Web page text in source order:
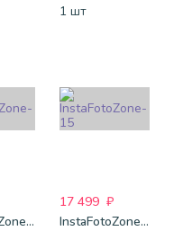
1 шт
InstaFotoZone-14
17 499 ₽
InstaFotoZone-15